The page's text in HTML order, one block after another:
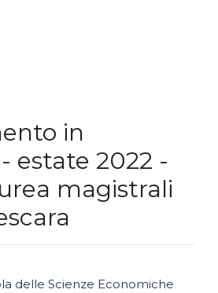
in
estate 2022 -
magistrali
delle Scienze Economiche